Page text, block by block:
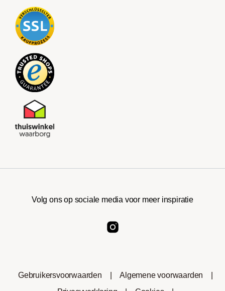
Volg ons op sociale media voor meer inspiratie
Gebruikersvoorwaarden Algemene voorwaarden